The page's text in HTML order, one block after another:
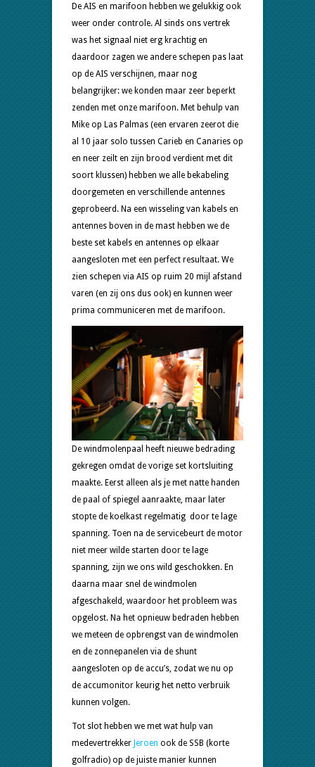
De AIS en marifoon hebben we gelukkig ook
weer onder controle. Al sinds ons vertrek
was het signaal niet erg krachtig en
daardoor zagen we andere schepen pas laat
op de AIS verschijnen, maar nog
belangrijker: we konden maar zeer beperkt
zenden met onze marifoon. Met behulp van
Mike op Las Palmas (een ervaren zeerot die
al 10 jaar solo tussen Carieb en Canaries op
en neer zeilt en zijn brood verdient met dit
soort klussen) hebben we alle bekabeling
doorgemeten en verschillende antennes
geprobeerd. Na een wisseling van kabels en
antennes boven in de mast hebben we de
beste set kabels en antennes op elkaar
aangesloten met een perfect resultaat. We
zien schepen via AIS op ruim 20 mijl afstand
varen (en zij ons dus ook) en kunnen weer
prima communiceren met de marifoon.
De windmolenpaal heeft nieuwe bedrading
gekregen omdat de vorige set kortsluiting
maakte. Eerst alleen als je met natte handen
de paal of spiegel aanraakte, maar later
stopte de koelkast regelmatig door te lage
spanning. Toen na de servicebeurt de motor
niet meer wilde starten door te lage
spanning, zijn we ons wild geschokken. En
daarna maar snel de windmolen
afgeschakeld, waardoor het probleem was
opgelost. Na het opnieuw bedraden hebben
we meteen de opbrengst van de windmolen
en de zonnepanelen via de shunt
aangesloten op de accu’s, zodat we nu op
de accumonitor keurig het netto verbruik
kunnen volgen.
Tot slot hebben we met wat hulp van
medevertrekker Jeroen ook de SSB (korte
golfradio) op de juiste manier kunnen